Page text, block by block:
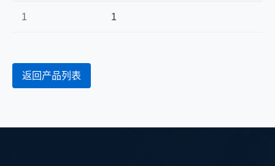
1 1
返回产品列表